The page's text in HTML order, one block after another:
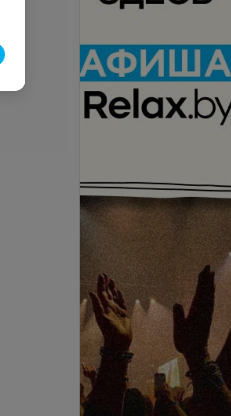
Скульптурирующий массаж
лица (60 мин.)
65 руб.